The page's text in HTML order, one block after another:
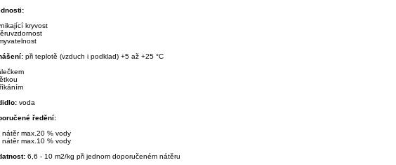
kryvost
při teplotě (vzduch i podklad) +5 až +25 °C
voda
ředění:
nátěr max.20 % vody
nátěr max.10 % vody
6,6 - 10 m2/kg při jednom doporučeném nátěru